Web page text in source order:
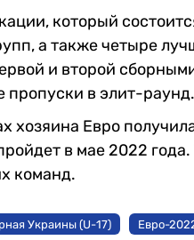
который
а также четыре
и второй
в элит-раунд.
хозяина Евро
в мае 2022
команд.
Украины (U-17) Евро-